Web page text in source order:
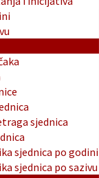
sjednica
sjednica po godini
sjednica po sazivu